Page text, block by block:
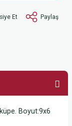
Et Paylaş
Boyut:9x6